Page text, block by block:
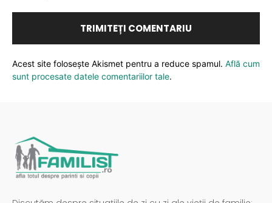
Acest site folosește Akismet pentru a reduce spamul. Află cum
sunt procesate datele comentariilor tale.